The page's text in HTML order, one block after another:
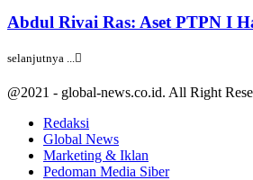
Abdul Rivai Ras: Aset PTPN I
selanjutnya ...
@2021 - global-news.co.id. All Right
Redaksi
Global News
Marketing & Iklan
Pedoman Media Siber